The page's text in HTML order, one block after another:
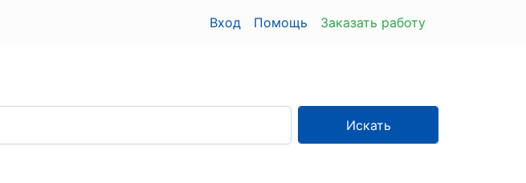
Вход Помощь Заказать работу
Искать